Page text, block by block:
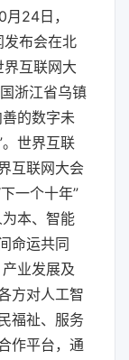
24日，
布会在北
互联网大
浙江省乌镇
的数字未
世界互联
互联网大会
一个十年”
本、智能
命运共同
业发展及
方对人工智
福祉、服务
作平台，通